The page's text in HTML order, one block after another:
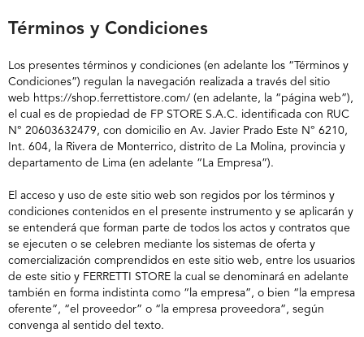
Términos y Condiciones
Los presentes términos y condiciones (en adelante los “Términos y
Condiciones”) regulan la navegación realizada a través del sitio
web https://shop.ferrettistore.com/ (en adelante, la “página web”),
el cual es de propiedad de FP STORE S.A.C. identificada con RUC
N° 20603632479, con domicilio en Av. Javier Prado Este N° 6210,
Int. 604, la Rivera de Monterrico, distrito de La Molina, provincia y
departamento de Lima (en adelante “La Empresa”).
El acceso y uso de este sitio web son regidos por los términos y
condiciones contenidos en el presente instrumento y se aplicarán y
se entenderá que forman parte de todos los actos y contratos que
se ejecuten o se celebren mediante los sistemas de oferta y
comercialización comprendidos en este sitio web, entre los usuarios
de este sitio y FERRETTI STORE la cual se denominará en adelante
también en forma indistinta como “la empresa”, o bien “la empresa
oferente”, “el proveedor” o “la empresa proveedora”, según
convenga al sentido del texto.